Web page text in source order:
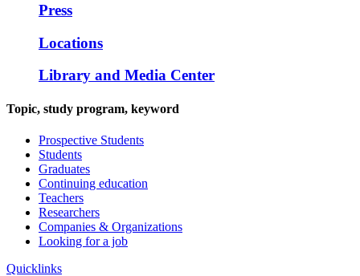
Press
Locations
Library and Media Center
Topic, study program, keyword
Prospective Students
Students
Graduates
Continuing education
Teachers
Researchers
Companies & Organizations
Looking for a job
Quicklinks